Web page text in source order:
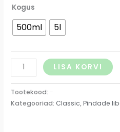
Kogus
500ml 5l
LISA KORVI
Tootekood:-
Kategooriad: Classic,Pindade